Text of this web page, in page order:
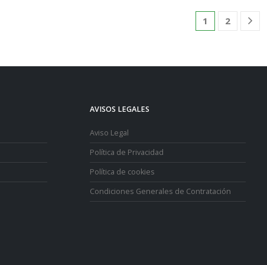
1 2
AVISOS LEGALES
Aviso Legal
Política de Privacidad
Política de cookies
Condiciones Generales de Contratación